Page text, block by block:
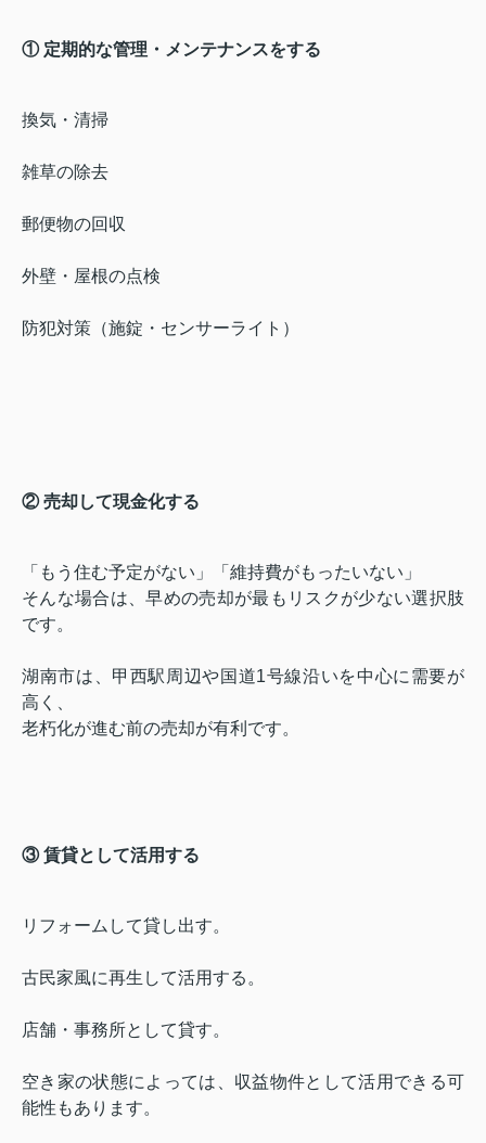
① 定期的な管理・メンテナンスをする
換気・清掃
雑草の除去
郵便物の回収
外壁・屋根の点検
防犯対策（施錠・センサーライト）
② 売却して現金化する
「もう住む予定がない」「維持費がもったいない」
そんな場合は、早めの売却が最もリスクが少ない選択肢
です。
湖南市は、甲西駅周辺や国道1号線沿いを中心に需要が
高く、
老朽化が進む前の売却が有利です。
③ 賃貸として活用する
リフォームして貸し出す。
古民家風に再生して活用する。
店舗・事務所として貸す。
空き家の状態によっては、収益物件として活用できる可
能性もあります。